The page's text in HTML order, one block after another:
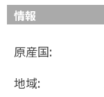
情報
原産国:
地域: